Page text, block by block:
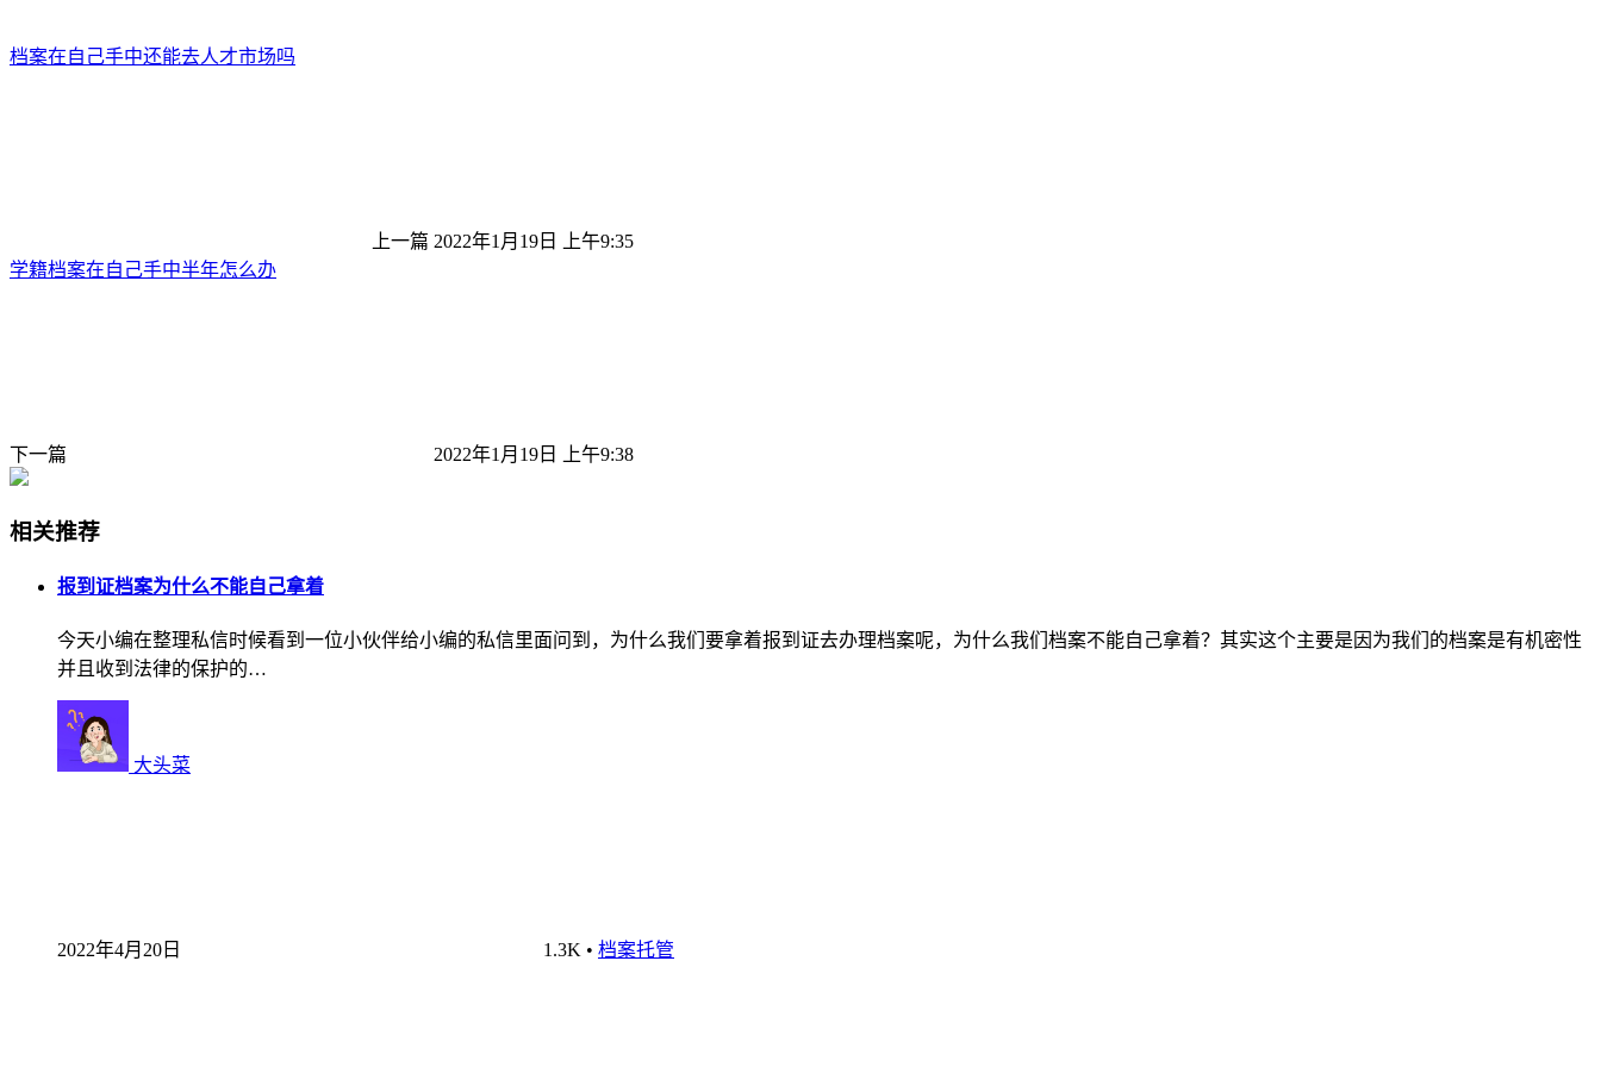
档案在自己手中还能去人才市场吗
上一篇 2022年1月19日 上午9:35
学籍档案在自己手中半年怎么办
下一篇 2022年1月19日 上午9:38
相关推荐
报到证档案为什么不能自己拿着
今天小编在整理私信时候看到一位小伙伴给小编的私信里面问到，为什么我们要拿着报到证去办理档案呢，为什么我们档案不能自己拿着？其实这个主要是因为我们的档案是有机密性
并且收到法律的保护的…
大头菜
2022年4月20日 1.3K • 档案托管